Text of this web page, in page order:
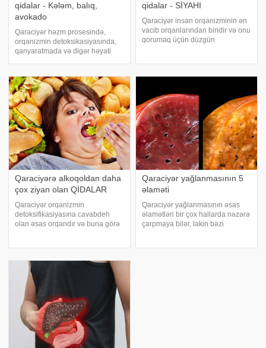
qidalar - Kələm, balıq,
avokado
Qaraciyər həzm prosesində,
orqanizmin detoksikasiyasında,
qanyaratmada və digər həyati
müəyyən qidaların rasiona daxil
edilməsi vacibdir. E- -ın -ya
istinadə
qidalar - SİYAHI
Qaraciyər insan orqanizminin ən
vacib orqanlarından biridir və onu
qorumaq üçün düzgün
sağlamlığını qoruyan bəzi
Qaraciyərə alkoqoldan daha
çox ziyan olan QİDALAR
Qaraciyər orqanizmin
detoksifikasiyasına cavabdeh
olan əsas orqandır və buna görə
istinadla qaraciyərə zərərli
qidaları təqdim edir:
Qaraciyər yağlanmasının 5
əlaməti
Qaraciyər yağlanmasının əsas
əlamətləri bir çox hallarda nəzərə
çarpmaya bilər, lakin bəzi